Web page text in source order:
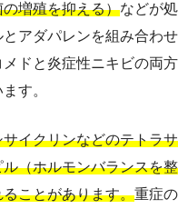
増殖を抑える）などが処
アダパレンを組み合わせ
ドと炎症性ニキビの両方
す。
イクリンなどのテトラサ
（ホルモンバランスを整
ことがあります。重症の